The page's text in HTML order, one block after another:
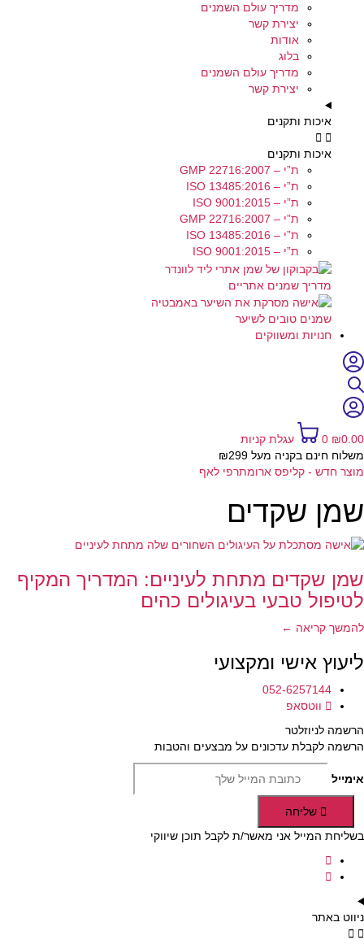
מדריך עולם השמנים
יצירת קשר
אודות
בלוג
מדריך עולם השמנים
יצירת קשר
איכות ותקנים
איכות ותקנים
ת”י – GMP 22716:2007
ת”י – ISO 13485:2016
ת”י – ISO 9001:2015
ת”י – GMP 22716:2007
ת”י – ISO 13485:2016
ת”י – ISO 9001:2015
מדריך שמנים אתריים
שמנים טובים לשיער
חנויות ומשווקים
₪0.00
0
עגלת קניות
משלוח חינם בקניה מעל ₪299
מוצר חדש - קליפס ארומתרפי לאף
שמן שקדים
שמן שקדים מתחת לעיניים: המדריך המקיף
לטיפול טבעי בעיגולים כהים
להמשך קריאה ←
ליעוץ אישי ומקצועי
052-6257144
ווטסאפ
הרשמה לניוזלטר
הרשמה לקבלת עדכונים על מבצעים והטבות
אימייל
שליחה
בשליחת המייל אני מאשר/ת לקבל תוכן שיווקי
ניווט באתר